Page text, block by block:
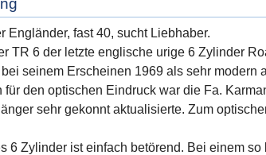
Engländer, fast 40, sucht Liebhaber.
TR 6 der letzte englische urige 6 Zylinder
seinem Erscheinen 1969 als sehr modern
für den optischen Eindruck war die Fa.
sehr gekonnt aktualisierte. Zum
6 Zylinder ist einfach betörend. Bei einem